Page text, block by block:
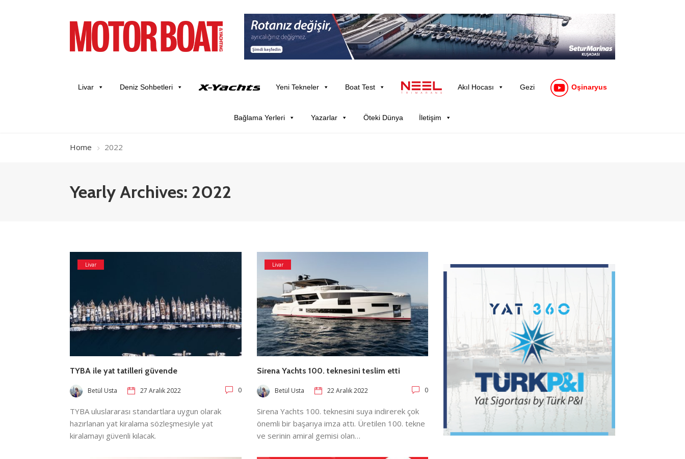
Livar Deniz Sohbetleri Yeni Tekneler Boat Test Akıl Hocası Gezi Oşinaryus
Bağlama Yerleri Yazarlar Öteki Dünya İletişim
Home 2022
Yearly Archives: 2022
Livar
TYBA ile yat tatilleri güvende
Betül Usta 27 Aralık 2022 0
TYBA uluslararası standartlara uygun olarak
hazırlanan yat kiralama sözleşmesiyle yat
kiralamayı güvenli kılacak.
Livar
Sirena Yachts 100. teknesini teslim etti
Betül Usta 22 Aralık 2022 0
Sirena Yachts 100. teknesini suya indirerek çok
önemli bir başarıya imza attı. Üretilen 100. tekne
ve serinin amiral gemisi olan…